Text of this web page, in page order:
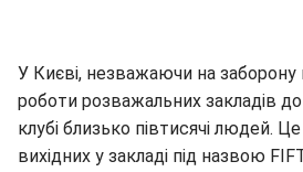
У Києві, незважаючи на заборону
роботи розважальних закладів
клубі близько півтисячі людей.
вихідних у закладі під назвою